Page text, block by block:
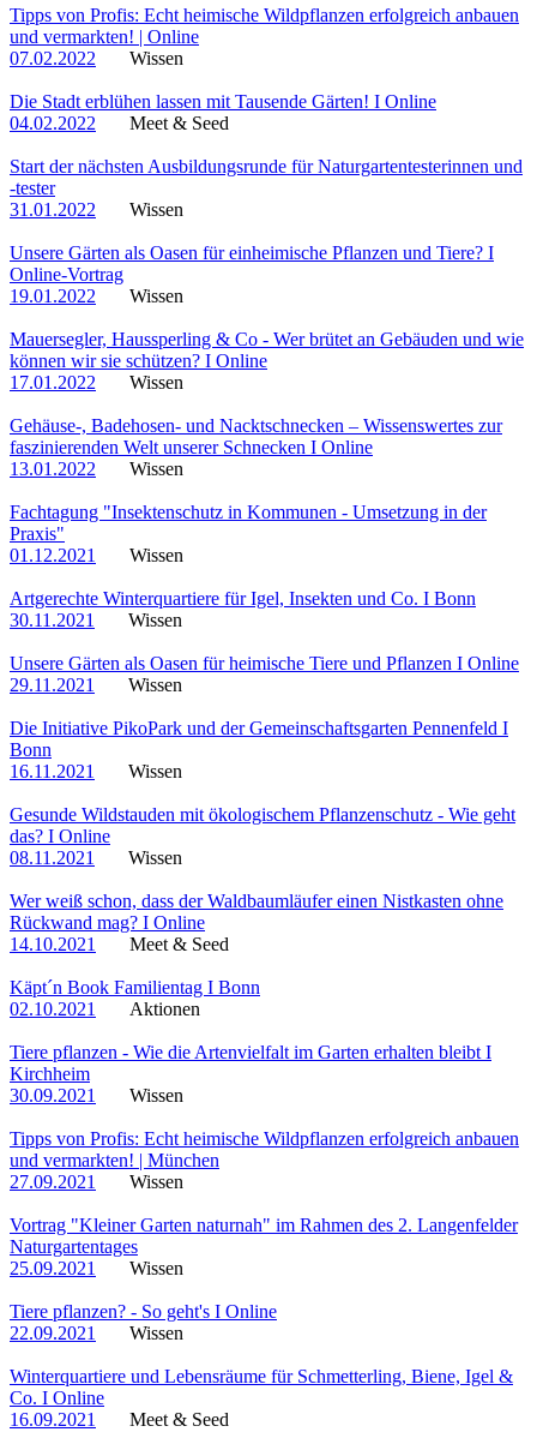
Tipps von Profis: Echt heimische Wildpflanzen erfolgreich anbauen
und vermarkten! | Online
07.02.2022
Wissen
Die Stadt erblühen lassen mit Tausende Gärten! I Online
04.02.2022
Meet & Seed
Start der nächsten Ausbildungsrunde für Naturgartentesterinnen und
-tester
31.01.2022
Wissen
Unsere Gärten als Oasen für einheimische Pflanzen und Tiere? I
Online-Vortrag
19.01.2022
Wissen
Mauersegler, Haussperling & Co - Wer brütet an Gebäuden und wie
können wir sie schützen? I Online
17.01.2022
Wissen
Gehäuse-, Badehosen- und Nacktschnecken – Wissenswertes zur
faszinierenden Welt unserer Schnecken I Online
13.01.2022
Wissen
Fachtagung "Insektenschutz in Kommunen - Umsetzung in der
Praxis"
01.12.2021
Wissen
Artgerechte Winterquartiere für Igel, Insekten und Co. I Bonn
30.11.2021
Wissen
Unsere Gärten als Oasen für heimische Tiere und Pflanzen I Online
29.11.2021
Wissen
Die Initiative PikoPark und der Gemeinschaftsgarten Pennenfeld I
Bonn
16.11.2021
Wissen
Gesunde Wildstauden mit ökologischem Pflanzenschutz - Wie geht
das? I Online
08.11.2021
Wissen
Wer weiß schon, dass der Waldbaumläufer einen Nistkasten ohne
Rückwand mag? I Online
14.10.2021
Meet & Seed
Käpt´n Book Familientag I Bonn
02.10.2021
Aktionen
Tiere pflanzen - Wie die Artenvielfalt im Garten erhalten bleibt I
Kirchheim
30.09.2021
Wissen
Tipps von Profis: Echt heimische Wildpflanzen erfolgreich anbauen
und vermarkten! | München
27.09.2021
Wissen
Vortrag "Kleiner Garten naturnah" im Rahmen des 2. Langenfelder
Naturgartentages
25.09.2021
Wissen
Tiere pflanzen? - So geht's I Online
22.09.2021
Wissen
Winterquartiere und Lebensräume für Schmetterling, Biene, Igel &
Co. I Online
16.09.2021
Meet & Seed